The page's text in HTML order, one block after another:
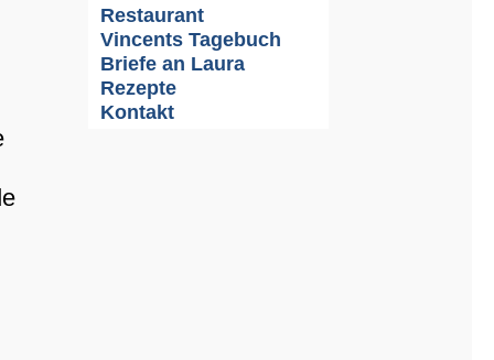
Restaurant
Vincents Tagebuch
Briefe an Laura
Rezepte
Kontakt